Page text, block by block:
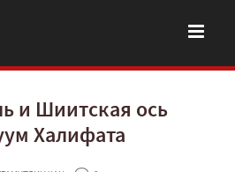
и Шиитская ось
Халифата